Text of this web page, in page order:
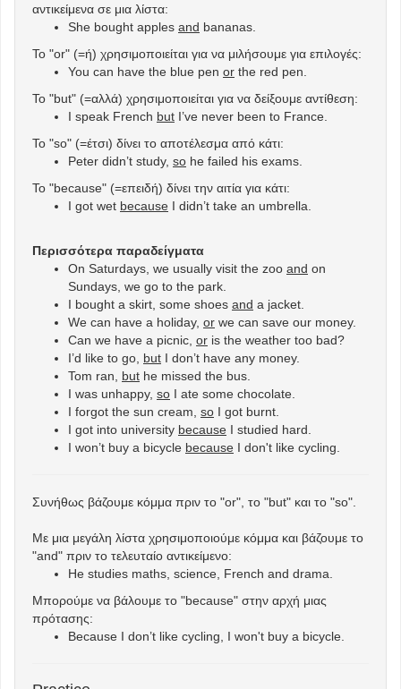
αντικείμενα σε μια λίστα:
She bought apples and bananas.
Το "or" (=ή) χρησιμοποιείται για να μιλήσουμε για επιλογές:
You can have the blue pen or the red pen.
Το "but" (=αλλά) χρησιμοποιείται για να δείξουμε αντίθεση:
I speak French but I’ve never been to France.
Το "so" (=έτσι) δίνει το αποτέλεσμα από κάτι:
Peter didn’t study, so he failed his exams.
Το "because" (=επειδή) δίνει την αιτία για κάτι:
I got wet because I didn’t take an umbrella.
Περισσότερα παραδείγματα
On Saturdays, we usually visit the zoo and on
Sundays, we go to the park.
I bought a skirt, some shoes and a jacket.
We can have a holiday, or we can save our money.
Can we have a picnic, or is the weather too bad?
I’d like to go, but I don’t have any money.
Tom ran, but he missed the bus.
I was unhappy, so I ate some chocolate.
I forgot the sun cream, so I got burnt.
I got into university because I studied hard.
I won’t buy a bicycle because I don't like cycling.
Συνήθως βάζουμε κόμμα πριν το "or", το "but" και το "so".
Με μια μεγάλη λίστα χρησιμοποιούμε κόμμα και βάζουμε το
"and" πριν το τελευταίο αντικείμενο:
He studies maths, science, French and drama.
Μπορούμε να βάλουμε το "because" στην αρχή μιας
πρότασης:
Because I don’t like cycling, I won't buy a bicycle.